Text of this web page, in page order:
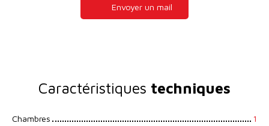
Envoyer un mail
Caractéristiques techniques
Chambres
1